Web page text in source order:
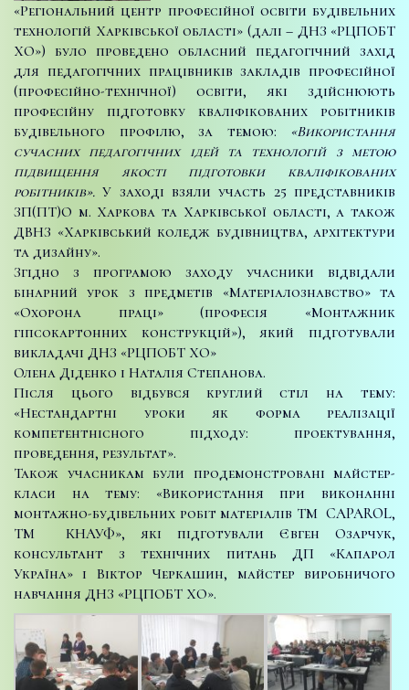
«Регіональний центр професійної освіти будівельних
технологій Харківської області» (далі – ДНЗ «РЦПОБТ
ХО») було проведено обласний педагогічний захід
для педагогічних працівників закладів професійної
(професійно-технічної) освіти, які здійснюють
професійну підготовку кваліфікованих робітників
будівельного профілю, за темою: «Використання
сучасних педагогічних ідей та технологій з метою
підвищення якості підготовки кваліфікованих
робітників». У заході взяли участь 25 представників
ЗП(ПТ)О м. Харкова та Харківської області, а також
ДВНЗ «Харківський коледж будівництва, архітектури
та дизайну».
Згідно з програмою заходу учасники відвідали
бінарний урок з предметів «Матеріалознавство» та
«Охорона праці» (професія «Монтажник
гіпсокартонних конструкцій»), який підготували
викладачі ДНЗ «РЦПОБТ ХО»
Олена Діденко і Наталія Степанова.
Після цього відбувся круглий стіл на тему:
«Нестандартні уроки як форма реалізації
компетентнісного підходу: проектування,
проведення, результат».
Також учасникам були продемонстровані майстер-
класи на тему: «Використання при виконанні
монтажно-будівельних робіт матеріалів ТМ CAPAROL,
ТМ КНАУФ», які підготували Євген Озарчук,
консультант з технічних питань ДП «Капарол
Україна» і Віктор Черкашин, майстер виробничого
навчання ДНЗ «РЦПОБТ ХО».